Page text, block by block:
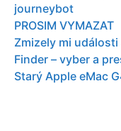
journeybot
PROSIM VYMAZAT
Zmizely mi
Finder – vyber a
Starý Apple eMac